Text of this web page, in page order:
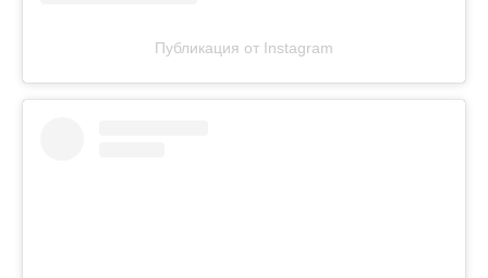
Публикация от Instagram